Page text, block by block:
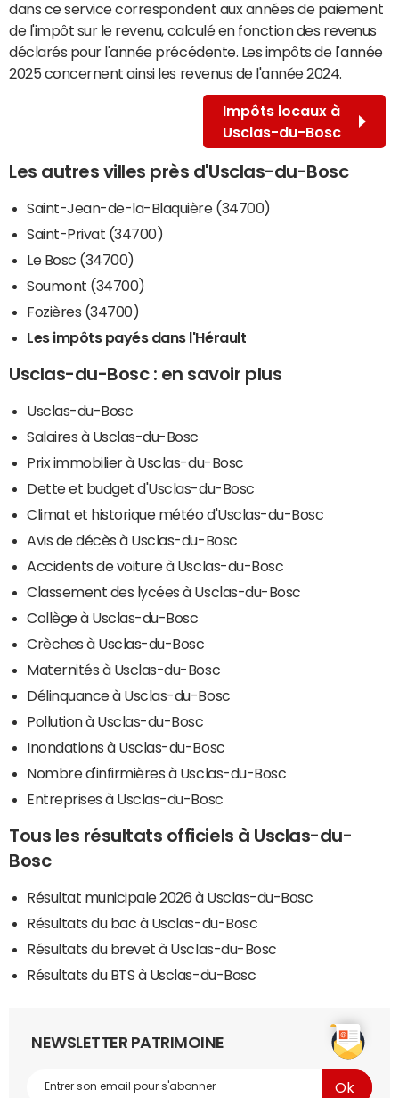
dans ce service correspondent aux années de paiement
de l'impôt sur le revenu, calculé en fonction des revenus
déclarés pour l'année précédente. Les impôts de l'année
2025 concernent ainsi les revenus de l'année 2024.
Impôts locaux à
Usclas-du-Bosc
Les autres villes près d'Usclas-du-Bosc
Saint-Jean-de-la-Blaquière (34700)
Saint-Privat (34700)
Le Bosc (34700)
Soumont (34700)
Fozières (34700)
Les impôts payés dans l'Hérault
Usclas-du-Bosc : en savoir plus
Usclas-du-Bosc
Salaires à Usclas-du-Bosc
Prix immobilier à Usclas-du-Bosc
Dette et budget d'Usclas-du-Bosc
Climat et historique météo d'Usclas-du-Bosc
Avis de décès à Usclas-du-Bosc
Accidents de voiture à Usclas-du-Bosc
Classement des lycées à Usclas-du-Bosc
Collège à Usclas-du-Bosc
Crèches à Usclas-du-Bosc
Maternités à Usclas-du-Bosc
Délinquance à Usclas-du-Bosc
Pollution à Usclas-du-Bosc
Inondations à Usclas-du-Bosc
Nombre d'infirmières à Usclas-du-Bosc
Entreprises à Usclas-du-Bosc
Tous les résultats officiels à Usclas-du-
Bosc
Résultat municipale 2026 à Usclas-du-Bosc
Résultats du bac à Usclas-du-Bosc
Résultats du brevet à Usclas-du-Bosc
Résultats du BTS à Usclas-du-Bosc
NEWSLETTER PATRIMOINE